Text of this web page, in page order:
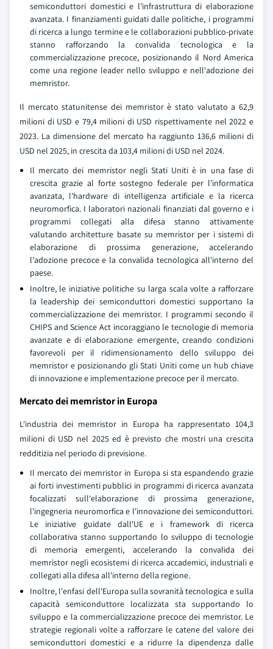
semiconduttori domestici e l'infrastruttura di elaborazione
avanzata. I finanziamenti guidati dalle politiche, i programmi
di ricerca a lungo termine e le collaborazioni pubblico-private
stanno rafforzando la convalida tecnologica e la
commercializzazione precoce, posizionando il Nord America
come una regione leader nello sviluppo e nell'adozione dei
memristor.
Il mercato statunitense dei memristor è stato valutato a 62,9
milioni di USD e 79,4 milioni di USD rispettivamente nel 2022 e
2023. La dimensione del mercato ha raggiunto 136,6 milioni di
USD nel 2025, in crescita da 103,4 milioni di USD nel 2024.
Il mercato dei memristor negli Stati Uniti è in una fase di
crescita grazie al forte sostegno federale per l'informatica
avanzata, l'hardware di intelligenza artificiale e la ricerca
neuromorfica. I laboratori nazionali finanziati dal governo e i
programmi collegati alla difesa stanno attivamente
valutando architetture basate su memristor per i sistemi di
elaborazione di prossima generazione, accelerando
l'adozione precoce e la convalida tecnologica all'interno del
paese.
Inoltre, le iniziative politiche su larga scala volte a rafforzare
la leadership dei semiconduttori domestici supportano la
commercializzazione dei memristor. I programmi secondo il
CHIPS and Science Act incoraggiano le tecnologie di memoria
avanzate e di elaborazione emergente, creando condizioni
favorevoli per il ridimensionamento dello sviluppo dei
memristor e posizionando gli Stati Uniti come un hub chiave
di innovazione e implementazione precoce per il mercato.
Mercato dei memristor in Europa
L'industria dei memristor in Europa ha rappresentato 104,3
milioni di USD nel 2025 ed è previsto che mostri una crescita
redditizia nel periodo di previsione.
Il mercato dei memristor in Europa si sta espandendo grazie
ai forti investimenti pubblici in programmi di ricerca avanzata
focalizzati sull'elaborazione di prossima generazione,
l'ingegneria neuromorfica e l'innovazione dei semiconduttori.
Le iniziative guidate dall'UE e i framework di ricerca
collaborativa stanno supportando lo sviluppo di tecnologie
di memoria emergenti, accelerando la convalida dei
memristor negli ecosistemi di ricerca accademici, industriali e
collegati alla difesa all'interno della regione.
Inoltre, l'enfasi dell'Europa sulla sovranità tecnologica e sulla
capacità semiconduttore localizzata sta supportando lo
sviluppo e la commercializzazione precoce dei memristor. Le
strategie regionali volte a rafforzare le catene del valore dei
semiconduttori domestici e a ridurre la dipendenza dalle